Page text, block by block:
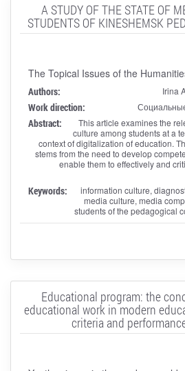
A STUDY OF THE STATE OF
STUDENTS OF KINESHEMSK
The Topical Issues of the
Authors: Irina
Work direction:
Abstract:
This article examines the
culture among students at a
context of digitalization of education.
stems from the need to develop
enable them to effectively and
Keywords:
information culture,
media culture, media
students of the pedagogical
Educational program: the
educational work in modern
criteria and